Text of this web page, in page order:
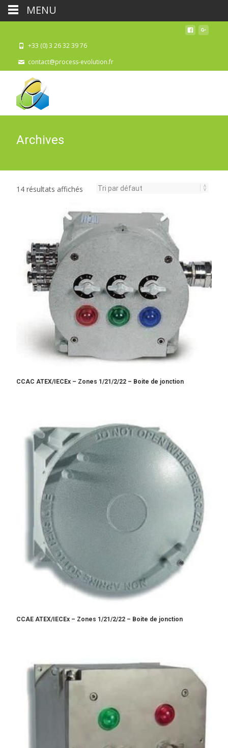
+33 (0) 3 26 32 39 76
contact@process-evolution.fr
Archives
14 résultats affichés
CCAC ATEX/IECEx – Zones 1/21/2/22 – Boite de jonction
CCAE ATEX/IECEx – Zones 1/21/2/22 – Boite de jonction
MENU